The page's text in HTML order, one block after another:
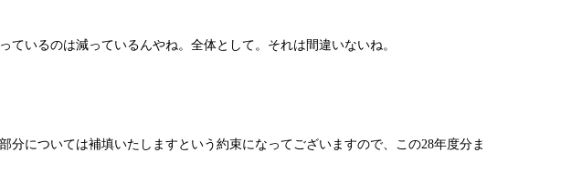
いるのは減っているんやね。全体として。それは間違いないね。
については補填いたしますという約束になってございますので、この28年度分ま